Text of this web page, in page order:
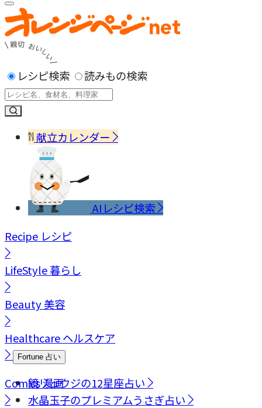
レシピ検索 読みもの検索
献立カレンダー
AIレシピ検索
Recipe レシピ
LifeStyle暮らし
Beauty美容
Healthcareヘルスケア
Fortune 占い
鏡リュウジの12星座占い
水晶玉子のプレミアムうさぎ占い
Comics漫画